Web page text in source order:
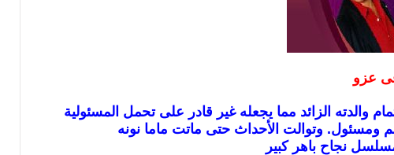
عزو
الزائد مما يجعله غير قادر على تحمل المسئولية
ومسئول. وتوالت الأحداث حتى ماتت ماما نونه
نجاح باهر كبير